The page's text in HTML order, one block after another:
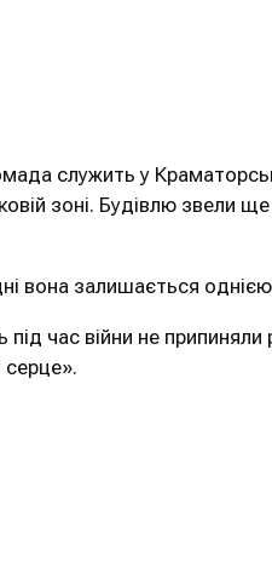
служить у
зоні. Будівлю звели
вона залишається однією
час війни не
серце».